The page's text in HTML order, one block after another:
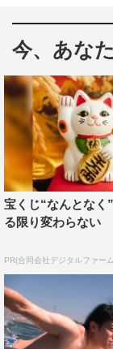
を顧みず救出活
止する場面など
しのシーンが満
大海原に取り残
コ・菊田竜大。
も酷い目に遭い
てきた菊田の名
今、あな
宝くじ“なんとなく
る限り変わらない
PR(合同会社デジタルファー